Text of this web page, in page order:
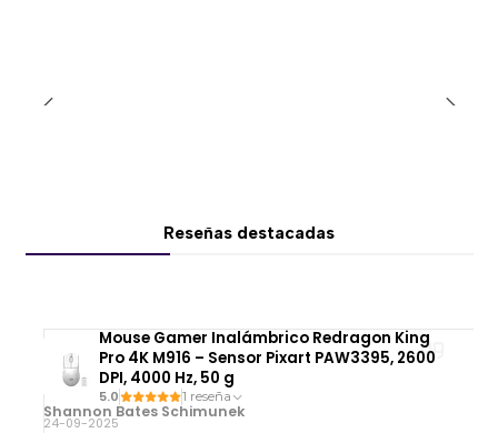
Reseñas destacadas
Mouse Gamer Inalámbrico Redragon King
Pro 4K M916 – Sensor Pixart PAW3395, 2600
DPI, 4000 Hz, 50 g
5.0 1 reseña
Shannon Bates Schimunek
24-09-2025